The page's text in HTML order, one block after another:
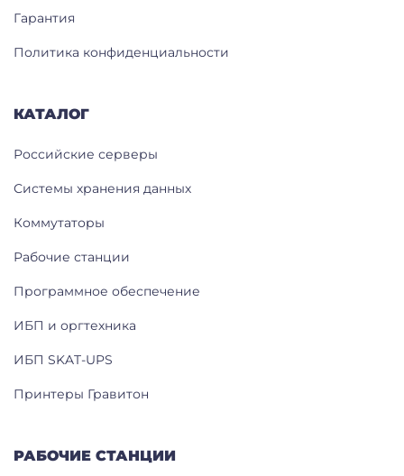
КАТАЛОГ
Российские серверы
Системы хранения данных
Коммутаторы
Рабочие станции
Программное обеспечение
ИБП и оргтехника
ИБП SKAT-UPS
Принтеры Гравитон
РАБОЧИЕ СТАНЦИИ
Гарантия
Политика конфиденциальности